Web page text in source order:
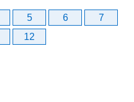
5 6
7
12